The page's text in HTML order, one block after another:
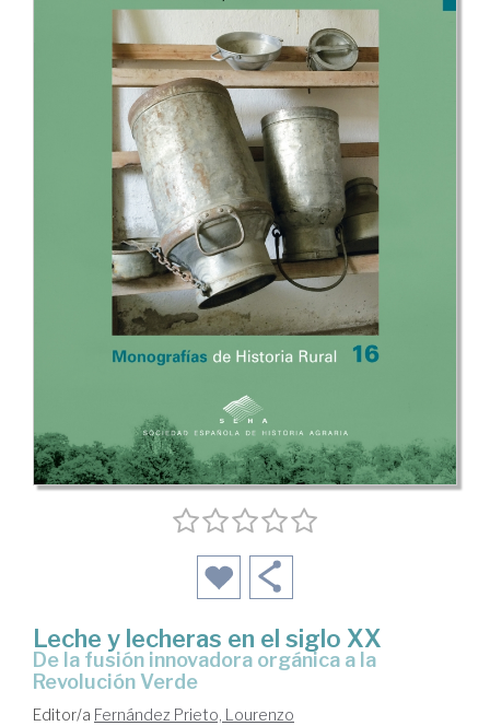
Leche y lecheras en el siglo XX
de la fusión innovadora orgánica a la
Revolución Verde
Editor/a Fernández Prieto, Lourenzo